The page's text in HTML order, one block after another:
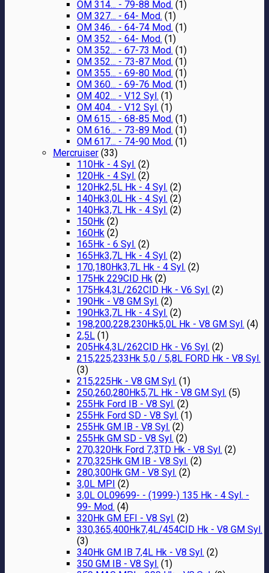
OM 314... - 79-88 Mod. (1)
OM 327... - 64- Mod. (1)
OM 346... - 64-74 Mod. (1)
OM 352... - 64- Mod. (1)
OM 352... - 67-73 Mod. (1)
OM 352... - 73-87 Mod. (1)
OM 355... - 69-80 Mod. (1)
OM 360... - 69-76 Mod. (1)
OM 402... - V12 Syl. (1)
OM 404... - V12 Syl. (1)
OM 615... - 68-85 Mod. (1)
OM 616... - 73-89 Mod. (1)
OM 617... - 74-90 Mod. (1)
Mercruiser (33)
110Hk - 4 Syl. (2)
120Hk - 4 Syl. (2)
120Hk2,5L Hk - 4 Syl. (2)
140Hk3,0L Hk - 4 Syl. (2)
140Hk3,7L Hk - 4 Syl. (2)
150Hk (2)
160Hk (2)
165Hk - 6 Syl. (2)
165Hk3,7L Hk - 4 Syl. (2)
170,180Hk3,7L Hk - 4 Syl. (2)
175Hk 229CID Hk (2)
175Hk4,3L/262CID Hk - V6 Syl. (2)
190Hk - V8 GM Syl. (2)
190Hk3,7L Hk - 4 Syl. (2)
198,200,228,230Hk5,0L Hk - V8 GM Syl. (4)
2,5L (1)
205Hk4,3L/262CID Hk - V6 Syl. (2)
215,225,233Hk 5,0 / 5,8L FORD Hk - V8 Syl.
(3)
215,225Hk - V8 GM Syl. (1)
250,260,280Hk5,7L Hk - V8 GM Syl. (5)
255Hk Ford IB - V8 Syl. (2)
255Hk Ford SD - V8 Syl. (1)
255Hk GM IB - V8 Syl. (2)
255Hk GM SD - V8 Syl. (2)
270,320Hk Ford 7,3TD Hk - V8 Syl. (2)
270,325Hk GM IB - V8 Syl. (2)
280,300Hk GM - V8 Syl. (2)
3,0L MPI (2)
3,0L OL09699- - (1999-) 135 Hk - 4 Syl. -
99- Mod. (4)
320Hk GM EFI - V8 Syl. (2)
330,365,400Hk7,4L/454CID Hk - V8 GM Syl.
(3)
340Hk GM IB 7,4L Hk - V8 Syl. (2)
350 GM IB - V8 Syl. (1)